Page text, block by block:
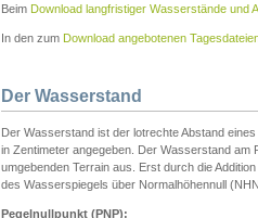
Beim Download langfristiger Wasserstände und
In den zum Download angebotenen
Der Wasserstand
Der Wasserstand ist der lotrechte Abstand
in Zentimeter angegeben. Der Wasserstand
umgebenden Terrain aus. Erst durch die
des Wasserspiegels über Normalhöhennull
Pegelnullpunkt (PNP):